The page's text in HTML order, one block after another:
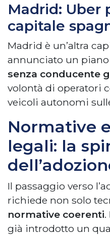
Madrid: Uber
capitale
Madrid è un’altra
annunciato un
senza conducente
volontà di operatori
veicoli autonomi
Normative
legali: la
Il passaggio verso
richiede non solo
normative coerenti.
già introdotto un